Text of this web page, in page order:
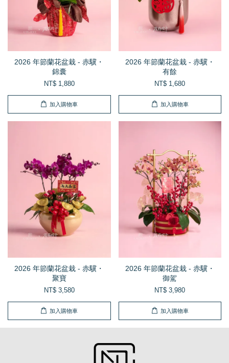
2026 年節蘭花盆栽 - 赤驥・
錦囊
NT$ 1,880
加入購物車
2026 年節蘭花盆栽 - 赤驥・
有餘
NT$ 1,680
加入購物車
2026 年節蘭花盆栽 - 赤驥・
聚寶
NT$ 3,580
加入購物車
2026 年節蘭花盆栽 - 赤驥・
御駕
NT$ 3,980
加入購物車